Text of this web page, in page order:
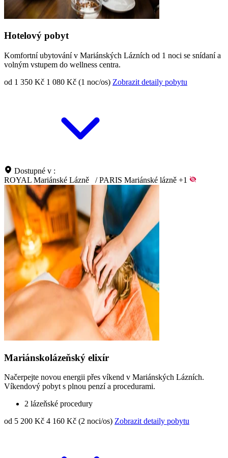
Hotelový pobyt
Komfortní ubytování v Mariánských Lázních od 1 noci se snídaní a
volným vstupem do wellness centra.
od 1 350 Kč 1 080 Kč (1 noc/os) Zobrazit detaily pobytu
Dostupné v :
ROYAL Mariánské Lázně
/ PARIS Mariánské lázně +1
Mariánskolázeňský elixír
Načerpejte novou energii přes víkend v Mariánských Lázních.
Víkendový pobyt s plnou penzí a procedurami.
2 lázeňské procedury
od 5 200 Kč 4 160 Kč (2 noci/os) Zobrazit detaily pobytu